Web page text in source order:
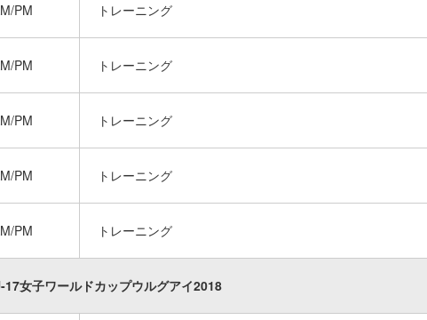
PM トレーニング
PM トレーニング
PM トレーニング
PM トレーニング
PM トレーニング
17女子ワールドカップウルグアイ2018